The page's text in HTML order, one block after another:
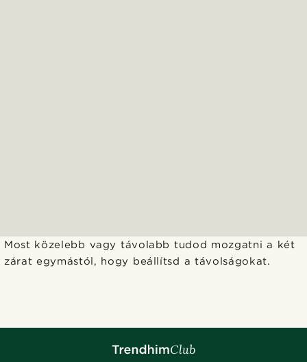
Most közelebb vagy távolabb tudod mozgatni a két
zárat egymástól, hogy beállítsd a távolságokat.